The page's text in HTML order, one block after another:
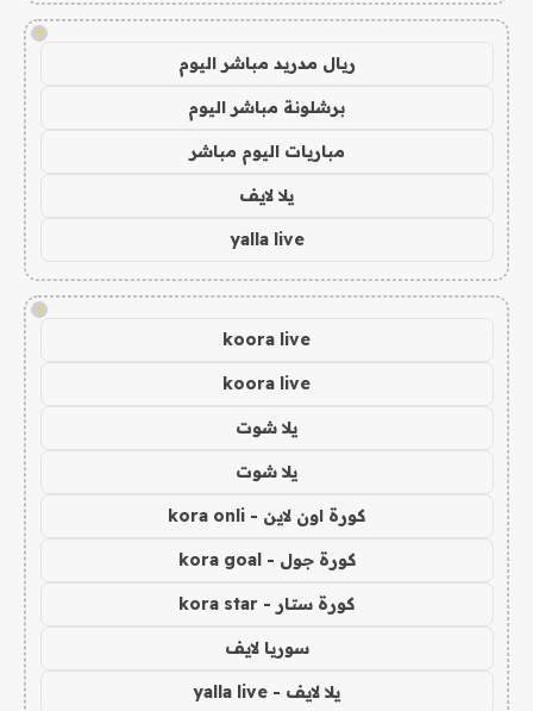
!
ريال مدريد مباشر اليوم
برشلونة مباشر اليوم
مباريات اليوم مباشر
يلا لايف
yalla live
!
koora live
koora live
يلا شوت
يلا شوت
كورة اون لاين - kora onli
كورة جول - kora goal
كورة ستار - kora star
سوريا لايف
يلا لايف - yalla live